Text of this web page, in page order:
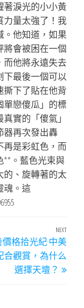
著淚光的小小黃
力量太強了！我
。他知道，如果
將會被困在一個
而他將永遠失去
下最後一個可以
撕下了貼在他背
單戀傻瓜」的標
實的「傻氣」
器再次發出轟
再是彩虹色，而
**。藍色光束與
的、旋轉著的太
魂。這
Next
NEXT
格拾光紀·中美
合觀賞，為什么
選擇天壇？